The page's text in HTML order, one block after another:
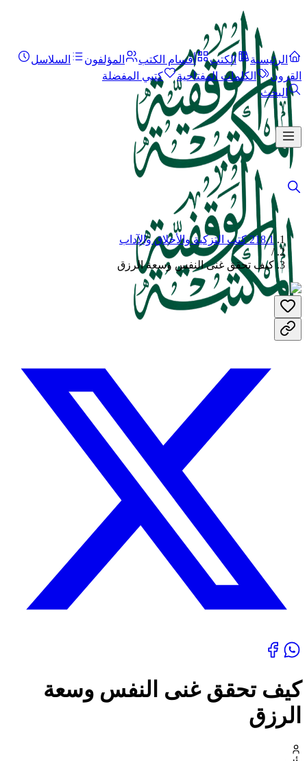
الرئيسية الكتب أقسام الكتب المؤلفون
السلاسل
القرون
الكلمات المفتاحية
كتبي المفضلة
البحث
218.1 كتب التزكية والأخلاق والآداب
/
كيف تحقق غنى النفس وسعة الرزق
كيف تحقق غنى النفس وسعة
الرزق